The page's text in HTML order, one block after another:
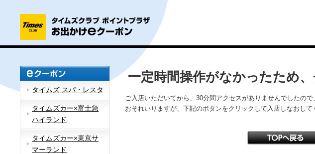
タイムズ スパ・レスタ
タイムズカー×富士急
ハイランド
タイムズカー×東京サ
マーランド
一定時間操作がなかったため
ご入店いただいてから、30分間アクセスがありませんでしたの
おそれいりますが、下記のボタンをクリックして入店しなおして